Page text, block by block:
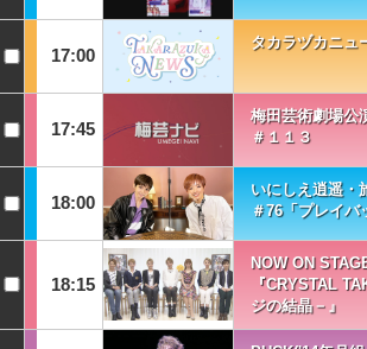
17:00
タカラヅカニュ
17:45
梅田芸術劇場
＃１１３
18:00
いにしえ逍遥・
＃76「プレイ
18:15
NOW ON
『CRYSTAL
ジの結晶－』